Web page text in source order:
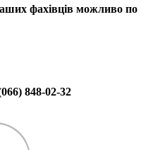
фахівців можливо по
848-02-32